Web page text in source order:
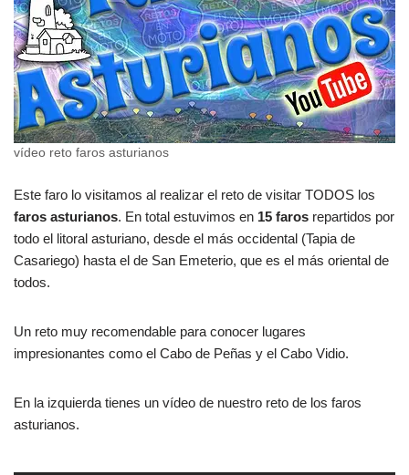
vídeo reto faros asturianos
Este faro lo visitamos al realizar el reto de visitar TODOS los
faros asturianos. En total estuvimos en 15 faros repartidos por
todo el litoral asturiano, desde el más occidental (Tapia de
Casariego) hasta el de San Emeterio, que es el más oriental de
todos.
Un reto muy recomendable para conocer lugares
impresionantes como el Cabo de Peñas y el Cabo Vidio.
En la izquierda tienes un vídeo de nuestro reto de los faros
asturianos.